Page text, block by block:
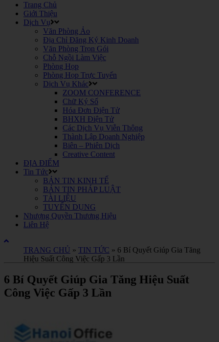
Trang Chủ
Giới Thiệu
Dịch Vụ
Văn Phòng Ảo
Địa Chỉ Đăng Ký Kinh Doanh
Văn Phòng Trọn Gói
Chỗ Ngồi Làm Việc
Phòng Họp
Phòng Họp Trực Tuyến
Dịch Vụ Khác
ZOOM CONFERENCE
Chữ Ký Số
Hóa Đơn Điện Tử
BHXH Điện Tử
Các Dịch Vụ Viễn Thông
Thành Lập Doanh Nghiệp
Biên – Phiên Dịch
Creative Content
ĐỊA ĐIỂM
Tin Tức
BẢN TIN KINH TẾ
BẢN TIN PHÁP LUẬT
TÀI LIỆU
TUYỂN DỤNG
Nhượng Quyền Thương Hiệu
Liên Hệ
TRANG CHỦ » TIN TỨC » 6 Bí Quyết Giúp Gia Tăng
Hiệu Suất Công Việc Gấp 3 Lần
6 Bí Quyết Giúp Gia Tăng Hiệu Suất
Công Việc Gấp 3 Lần